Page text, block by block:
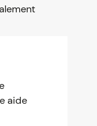
aide